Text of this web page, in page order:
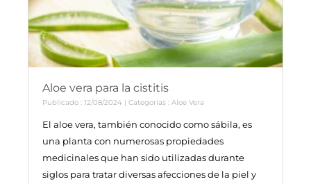
Aloe vera para la cistitis
Publicado : 12/08/2024 | Categorías : Aloe Vera
El aloe vera, también conocido como sábila, es
una planta con numerosas propiedades
medicinales que han sido utilizadas durante
siglos para tratar diversas afecciones de la piel y